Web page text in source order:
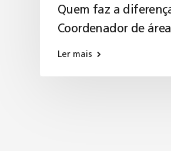
Quem faz a
Coordenador de
Ler mais